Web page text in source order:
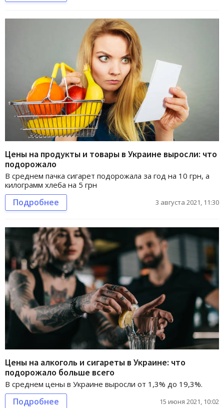
Цены на продукты и товары в Украине выросли: что
подорожало
В среднем пачка сигарет подорожала за год на 10 грн, а
килограмм хлеба на 5 грн
Подробнее 3 августа 2021, 11:30
Цены на алкоголь и сигареты в Украине: что
подорожало больше всего
В среднем цены в Украине выросли от 1,3% до 19,3%.
Подробнее 15 июня 2021, 10:02